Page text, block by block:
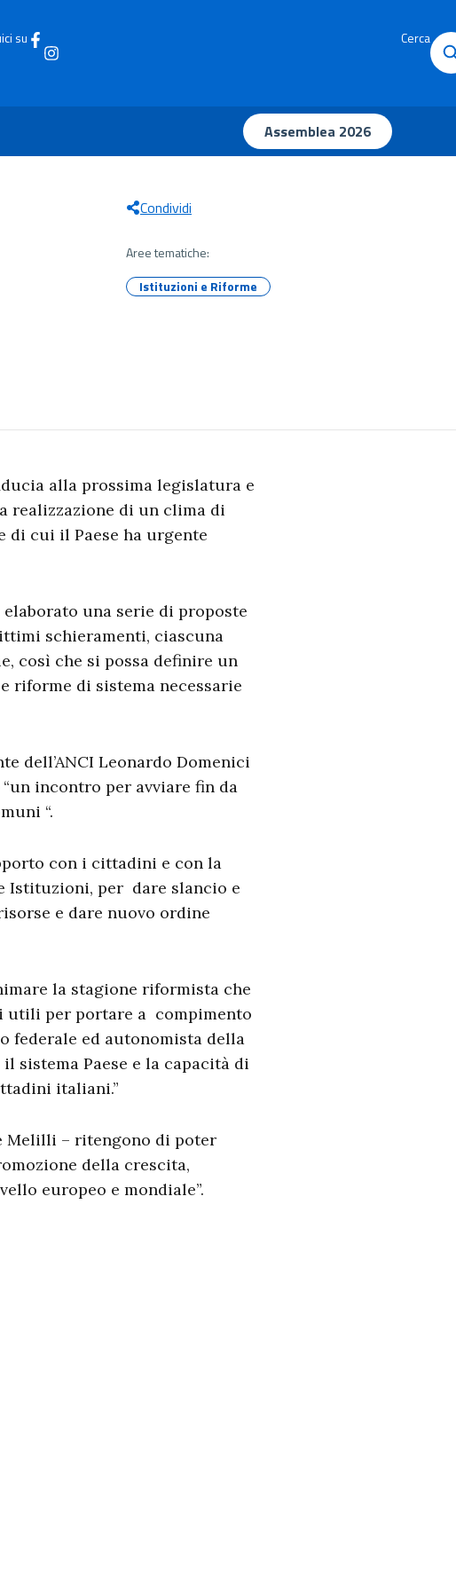
su Cerca
Assemblea 2026
Condividi
Aree tematiche:
Istituzioni e Riforme
alla prossima legislatura e
realizzazione di un clima di
di cui il Paese ha urgente
una serie di proposte
schieramenti, ciascuna
così che si possa definire un
riforme di sistema necessarie
dell’ANCI Leonardo Domenici
incontro per avviare fin da
“.
con i cittadini e con la
Istituzioni, per dare slancio e
e dare nuovo ordine
la stagione riformista che
utili per portare a compimento
federale ed autonomista della
sistema Paese e la capacità di
italiani.”
Melilli – ritengono di poter
della crescita,
europeo e mondiale”.